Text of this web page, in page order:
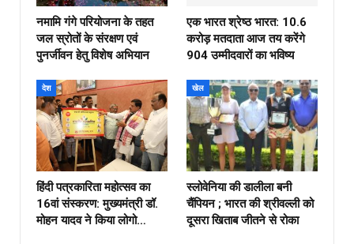
नमामि गंगे परियोजना के तहत
जल स्रोतों के संरक्षण एवं
पुनर्जीवन हेतु विशेष अभियान
एक भारत श्रेष्ठ भारत: 10.6
करोड़ मतदाता आज तय करेंगे
904 उम्मीदवारों का भविष्य
देश
हिंदी पत्रकारिता महोत्सव का
16वां संस्करण: मुख्यमंत्री डॉ.
मोहन यादव ने किया लोगो…
खेल
स्लोवेनिया की डालीला बनी
चैंपियन ; भारत की श्रीवल्ली को
दूसरा खिताब जीतने से रोका